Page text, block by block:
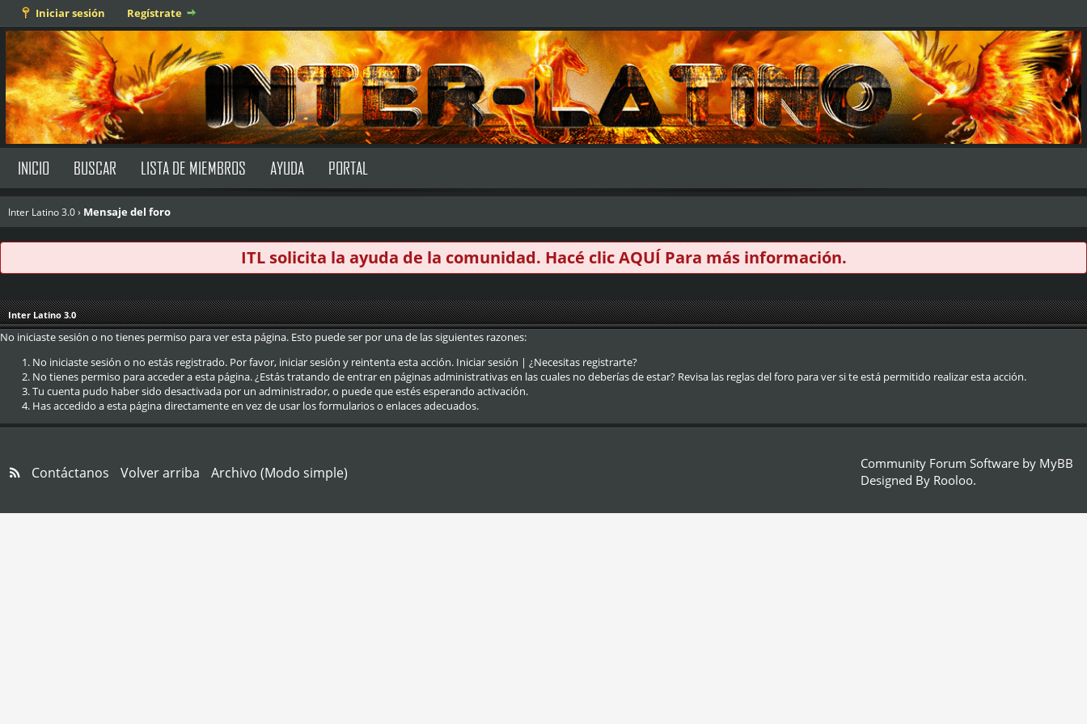
Iniciar sesión Regístrate
INICIO BUSCAR LISTA DE MIEMBROS AYUDA PORTAL
Inter Latino 3.0› Mensaje del foro
ITL solicita la ayuda de la comunidad. Hacé clicAQUÍ Para más información.
Inter Latino 3.0
No iniciaste sesión o no tienes permiso para ver esta página. Esto puede ser por una de las siguientes razones:
No iniciaste sesión o no estás registrado. Por favor, iniciar sesión y reintenta esta acción. Iniciar sesión | ¿Necesitas registrarte?
No tienes permiso para acceder a esta página. ¿Estás tratando de entrar en páginas administrativas en las cuales no deberías de estar? Revisa las reglas del foro para ver si te está permitido realizar esta acción.
Tu cuenta pudo haber sido desactivada por un administrador, o puede que estés esperando activación.
Has accedido a esta página directamente en vez de usar los formularios o enlaces adecuados.
Contáctanos Volver arriba Archivo (Modo simple)
Community Forum Software by MyBB
Designed By Rooloo.